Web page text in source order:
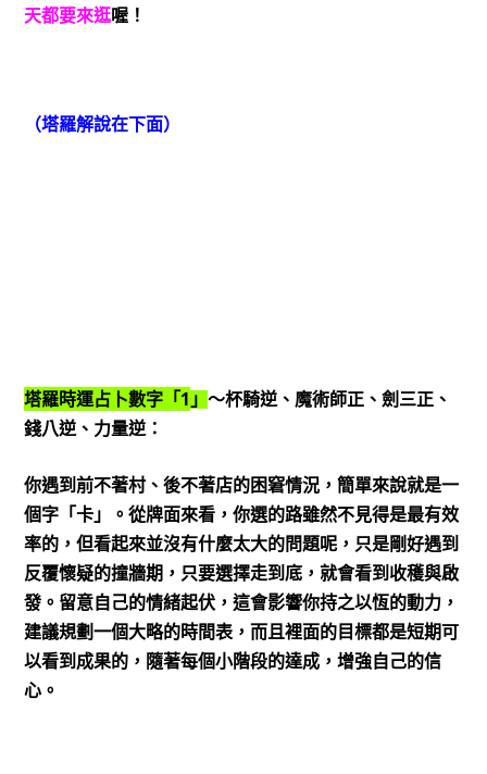
天都要來逛喔！
（塔羅解說在下面）
塔羅時運占卜數字「1 」 ～杯騎逆、魔術師正、劍三正、
錢八逆、力量逆：
你遇到前不著村、後不著店的困窘情況，簡單來說就是一
個字「卡」。從牌面來看，你選的路雖然不見得是最有效
率的，但看起來並沒有什麼太大的問題呢，只是剛好遇到
反覆懷疑的撞牆期，只要選擇走到底，就會看到收穫與啟
發。留意自己的情緒起伏，這會影響你持之以恆的動力，
建議規劃一個大略的時間表，而且裡面的目標都是短期可
以看到成果的，隨著每個小階段的達成，增強自己的信
心。